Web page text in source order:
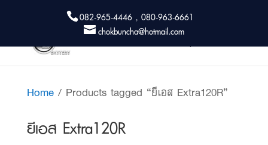
082-965-4446 , 080-963-6661
chokbuncha@hotmail.com
Home/ Products tagged “ยีเอส Extra120R”
ยีเอส Extra120R